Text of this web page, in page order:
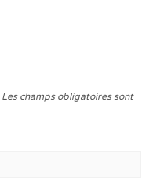
Les champs obligatoires sont